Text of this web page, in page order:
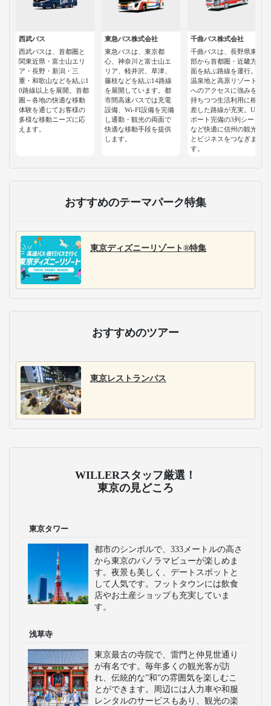
西武バス
西武バスは、首都圏と
関東近県・富士山エリ
ア・長野・新潟・三
重・和歌山などを結ぶ1
0路線以上を展開。首都
圏～各地の快適な移動
体験を通じてお客様の
多様な移動ニーズに応
えます。
東急バス株式会社
東急バスは、東京都
心、神奈川と富士山エ
リア、軽井沢、草津、
藤枝などを結ぶ14路線
を展開しています。都
市間高速バスでは充電
設備、Wi-FI設備を完備
し通勤・観光の両面で
快適な移動手段を提供
します。
千曲バス株式会社
千曲バスは、長野県東
部から首都圏・近畿方
面を結ぶ路線を運行。
温泉地と高原リゾート
へのアクセスに強みを
持ちつつ生活利用に根
差した路線が充実。USB
ポート完備の3列シート
など快適に信州の観光
とビジネスをつなぎま
す。
おすすめのテーマパーク特集
東京ディズニーリゾート®特集
おすすめのツアー
東京レストランバス
WILLERスタッフ厳選！
東京の見どころ
東京タワー
都市のシンボルで、333メートルの高さ
から東京のパノラマビューが楽しめま
す。夜景も美しく、デートスポットと
して人気です。フットタウンには飲食
店やお土産ショップも充実していま
す。
浅草寺
東京最古の寺院で、雷門と仲見世通り
が有名です。毎年多くの観光客が訪
れ、伝統的な”和”の雰囲気を楽しむこ
とができます。周辺には人力車や和服
レンタルのサービスもあり、観光の楽